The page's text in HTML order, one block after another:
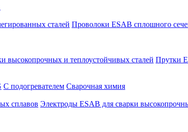
сталей Проволоки ESAB сплошного
высокопрочных и теплоустойчивых сталей Прутки
С подогревателем Сварочная химия
сплавов Электроды ESAB для сварки